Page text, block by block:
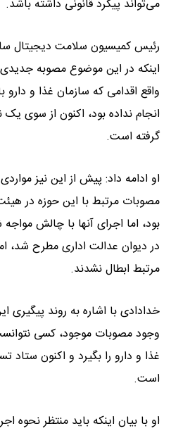
می‌تواند پیگرد قانونی داشته باشد.
رئیس کمیسیون سلامت دیجیتال
اینکه در این موضوع مصوبه
واقع اقدامی که سازمان غذا و
انجام نداده بود، اکنون از سوی یک
گرفته است.
او ادامه داد: پیش از این نیز
مصوبات مرتبط با این حوزه در
بود، اما اجرای آنها با چالش
در دیوان عدالت اداری مطرح شد،
مرتبط ابطال نشدند.
خدادادی با اشاره به روند پیگیری
وجود مصوبات موجود، کسی
غذا و دارو را بگیرد و اکنون
است.
او با بیان اینکه باید منتظر نحوه